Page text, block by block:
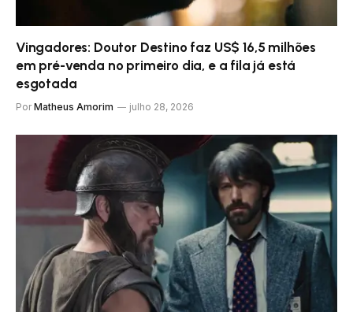
Vingadores: Doutor Destino faz US$ 16,5 milhões
em pré-venda no primeiro dia, e a fila já está
esgotada
Por Matheus Amorim julho 28, 2026